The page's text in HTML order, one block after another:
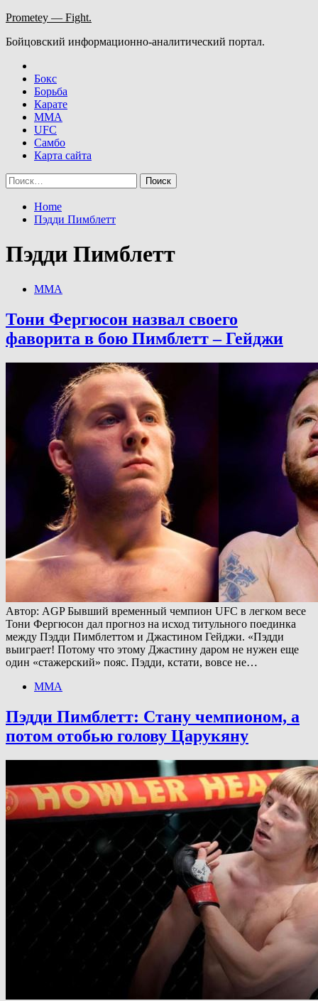
Skip
content
Prometey — Fight.
Бойцовский информационно-аналитический портал.
Бокс
Борьба
Карате
ММА
UFC
Самбо
Карта сайта
Найти:
Home
Пэдди Пимблетт
Пэдди Пимблетт
ММА
Тони Фергюсон назвал своего
фаворита в бою Пимблетт – Гейджи
Автор: AGP Бывший временный чемпион UFC в легком весе
Тони Фергюсон дал прогноз на исход титульного поединка
между Пэдди Пимблеттом и Джастином Гейджи. «Пэдди
выиграет! Потому что этому Джастину даром не нужен еще
один «стажерский» пояс. Пэдди, кстати, вовсе не…
ММА
Пэдди Пимблетт: Стану чемпионом, а
потом отобью голову Царукяну